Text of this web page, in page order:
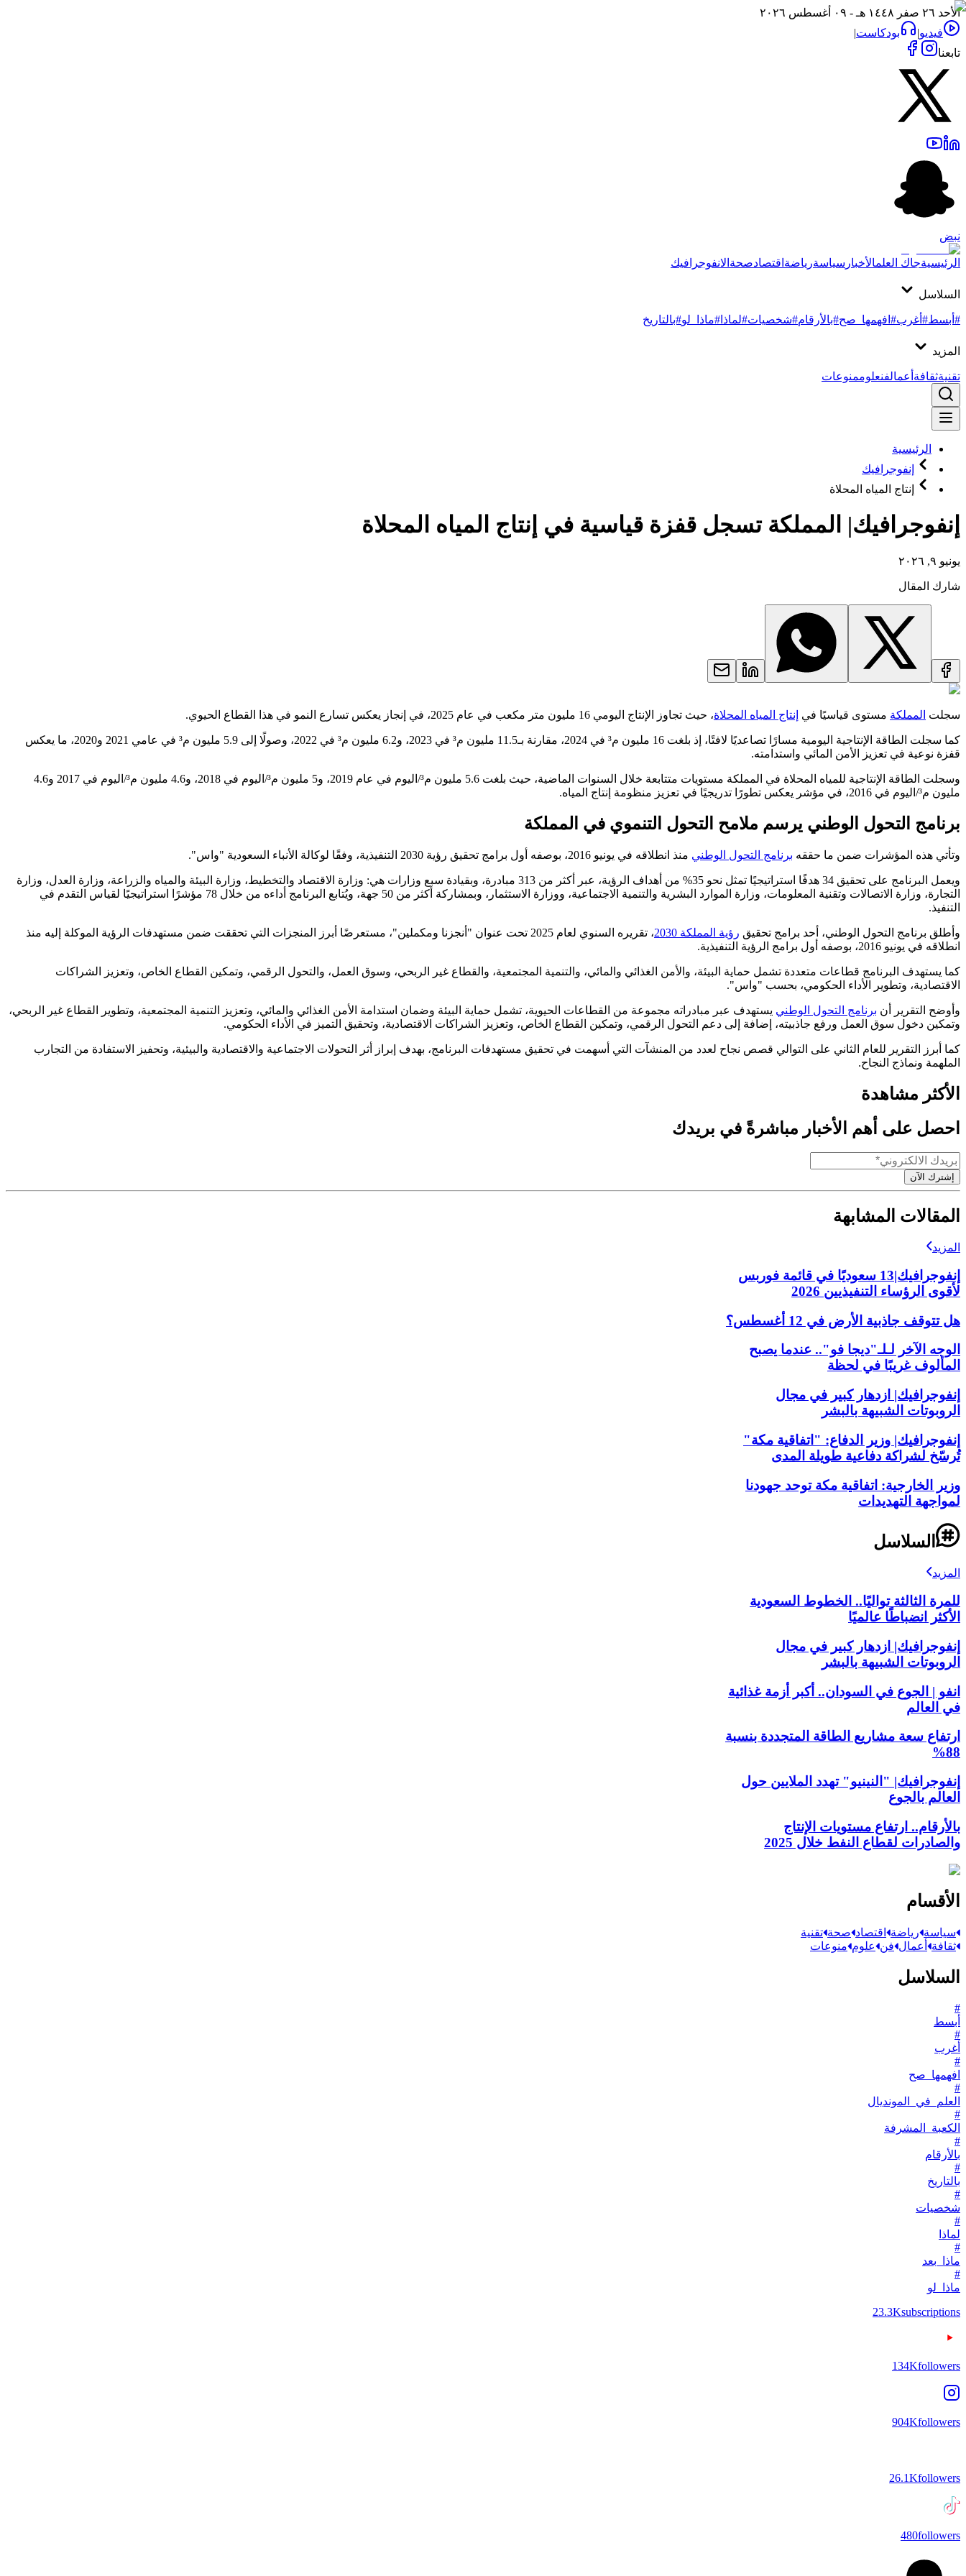
الأحد ٢٦ صفر ١٤٤٨ هـ - ٠٩ أغسطس ٢٠٢٦
فيديو| بودكاست|
تابعنا
نبض
الرئيسيةجاك العلمالأخبار سياسةرياضة اقتصادصحة الانفوجرافيك
السلاسل
#أبسط#أغرب#افهمها_صح#بالأرقام#شخصيات#لماذا #ماذا_لو#بالتاريخ
المزيد
تقنيةثقافة أعمالفنعلوممنوعات
الرئيسية
إنفوجرافيك
إنتاج المياه المحلاة
إنفوجرافيك| المملكة تسجل قفزة قياسية في إنتاج المياه المحلاة
يونيو ٩, ٢٠٢٦
شارك المقال
سجلت المملكة مستوى قياسيًا في إنتاج المياه المحلاة، حيث تجاوز الإنتاج اليومي 16 مليون متر مكعب في عام 2025، في إنجاز يعكس تسارع النمو في هذا القطاع الحيوي.
كما سجلت الطاقة الإنتاجية اليومية مسارًا تصاعديًا لافتًا، إذ بلغت 16 مليون م³ في 2024، مقارنة بـ11.5 مليون م³ في 2023، و6.2 مليون م³ في 2022، وصولًا إلى 5.9 مليون م³ في عامي 2021 و2020، ما يعكس
قفزة نوعية في تعزيز الأمن المائي واستدامته.
وسجلت الطاقة الإنتاجية للمياه المحلاة في المملكة مستويات متتابعة خلال السنوات الماضية، حيث بلغت 5.6 مليون م³/اليوم في عام 2019، و5 مليون م³/اليوم في 2018، و4.6 مليون م³/اليوم في 2017 و4.6
مليون م³/اليوم في 2016، في مؤشر يعكس تطورًا تدريجيًا في تعزيز منظومة إنتاج المياه.
برنامج التحول الوطني يرسم ملامح التحول التنموي في المملكة
وتأتي هذه المؤشرات ضمن ما حققه برنامج التحول الوطني منذ انطلاقه في يونيو 2016، بوصفه أول برامج تحقيق رؤية 2030 التنفيذية، وفقًا لوكالة الأنباء السعودية "واس".
ويعمل البرنامج على تحقيق 34 هدفًا استراتيجيًا تمثل نحو 35% من أهداف الرؤية، عبر أكثر من 313 مبادرة، وبقيادة سبع وزارات هي: وزارة الاقتصاد والتخطيط، وزارة البيئة والمياه والزراعة، وزارة العدل، وزارة
التجارة، وزارة الاتصالات وتقنية المعلومات، وزارة الموارد البشرية والتنمية الاجتماعية، ووزارة الاستثمار، وبمشاركة أكثر من 50 جهة، ويُتابع البرنامج أداءه من خلال 78 مؤشرًا استراتيجيًا لقياس التقدم في
التنفيذ.
وأطلق برنامج التحول الوطني، أحد برامج تحقيق رؤية المملكة 2030
، تقريره السنوي لعام 2025 تحت عنوان "أنجزنا ومكملين"، مستعرضًا أبرز المنجزات التي تحققت ضمن مستهدفات الرؤية الموكلة إليه منذ
انطلاقه في يونيو 2016، بوصفه أول برامج الرؤية التنفيذية.
كما يستهدف البرنامج قطاعات متعددة تشمل حماية البيئة، والأمن الغذائي والمائي، والتنمية المجتمعية، والقطاع غير الربحي، وسوق العمل، والتحول الرقمي، وتمكين القطاع الخاص، وتعزيز الشراكات
الاقتصادية، وتطوير الأداء الحكومي، بحسب "واس".
وأوضح التقرير أن برنامج التحول الوطني يستهدف عبر مبادراته مجموعة من القطاعات الحيوية، تشمل حماية البيئة وضمان استدامة الأمن الغذائي والمائي، وتعزيز التنمية المجتمعية، وتطوير القطاع غير الربحي،
وتمكين دخول سوق العمل ورفع جاذبيته، إضافة إلى دعم التحول الرقمي، وتمكين القطاع الخاص، وتعزيز الشراكات الاقتصادية، وتحقيق التميز في الأداء الحكومي.
كما أبرز التقرير للعام الثاني على التوالي قصص نجاح لعدد من المنشآت التي أسهمت في تحقيق مستهدفات البرنامج، بهدف إبراز أثر التحولات الاجتماعية والاقتصادية والبيئية، وتحفيز الاستفادة من التجارب
الملهمة ونماذج النجاح.
الأكثر مشاهدة
احصل على أهم الأخبار مباشرةً في بريدك
إشترك الآن
المقالات المشابهة
المزيد
إنفوجرافيك|13 سعوديًا في قائمة فوربس
لأقوى الرؤساء التنفيذيين 2026
هل تتوقف جاذبية الأرض في 12 أغسطس؟
الوجه الآخر لـلـ"ديجا فو".. عندما يصبح
المألوف غريبًا في لحظة
إنفوجرافيك| ازدهار كبير في مجال
الروبوتات الشبيهة بالبشر
إنفوجرافيك| وزير الدفاع: "اتفاقية مكة"
تُرسّخ لشراكة دفاعية طويلة المدى
وزير الخارجية: اتفاقية مكة توحد جهودنا
لمواجهة التهديدات
السلاسل
المزيد
للمرة الثالثة تواليًا.. الخطوط السعودية
الأكثر انضباطًا عالميًا
إنفوجرافيك| ازدهار كبير في مجال
الروبوتات الشبيهة بالبشر
انفو | الجوع في السودان.. أكبر أزمة غذائية
في العالم
ارتفاع سعة مشاريع الطاقة المتجددة بنسبة
88%
إنفوجرافيك| "النينيو" تهدد الملايين حول
العالم بالجوع
بالأرقام.. ارتفاع مستويات الإنتاج
والصادرات لقطاع النفط خلال 2025
الأقسام
سياسة رياضة اقتصاد صحة تقنية
ثقافة
أعمال فن علوم منوعات
السلاسل
#
أبسط
#
أغرب
#
افهمها_صح
#
العلم_في_المونديال
#
الكعبة_المشرفة
#
بالأرقام
#
بالتاريخ
#
شخصيات
#
لماذا
#
ماذا_بعد
#
ماذا_لو
23.3Ksubscriptions
134Kfollowers
904Kfollowers
26.1Kfollowers
480followers